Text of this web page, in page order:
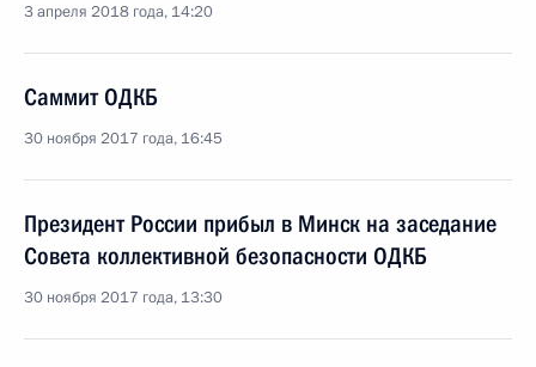
3 апреля 2018 года, 14:20
Саммит ОДКБ
30 ноября 2017 года, 16:45
Президент России прибыл в Минск на заседание
Совета коллективной безопасности ОДКБ
30 ноября 2017 года, 13:30